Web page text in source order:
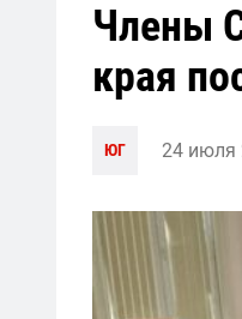
Члены
края
ЮГ 24 июля